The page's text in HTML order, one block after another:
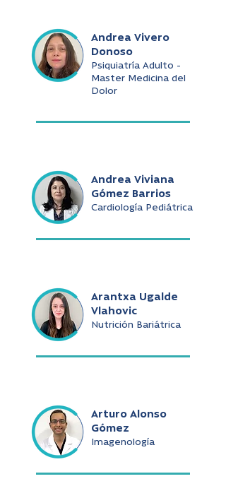
Andrea Vivero
Donoso
Psiquiatría Adulto -
Master Medicina del
Dolor
Andrea Viviana
Gómez Barrios
Cardiología Pediátrica
Arantxa Ugalde
Vlahovic
Nutrición Bariátrica
Arturo Alonso
Gómez
Imagenología